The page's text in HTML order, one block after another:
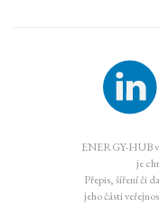
ENERGY-HUB
je
Přepis, šíření či
jeho části